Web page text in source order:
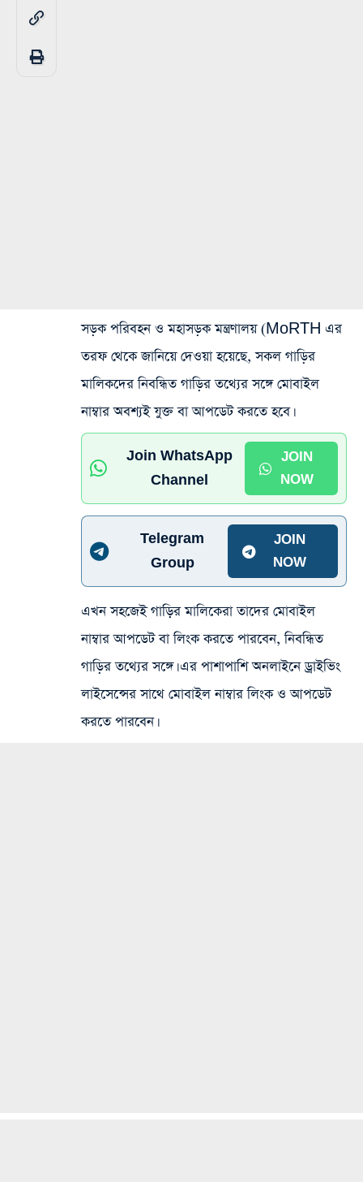
সড়ক পরিবহন ও মহাসড়ক মন্ত্রণালয় (MoRTH এর
তরফ থেকে জানিয়ে দেওয়া হয়েছে, সকল গাড়ির
মালিকদের নিবন্ধিত গাড়ির তথ্যের সঙ্গে মোবাইল
নাম্বার অবশ্যই যুক্ত বা আপডেট করতে হবে।
Join WhatsApp
Channel
JOIN
NOW
Telegram
Group
JOIN
NOW
এখন সহজেই গাড়ির মালিকেরা তাদের মোবাইল
নাম্বার আপডেট বা লিংক করতে পারবেন, নিবন্ধিত
গাড়ির তথ্যের সঙ্গে। এর পাশাপাশি অনলাইনে ড্রাইভিং
লাইসেন্সের সাথে মোবাইল নাম্বার লিংক ও আপডেট
করতে পারবেন।